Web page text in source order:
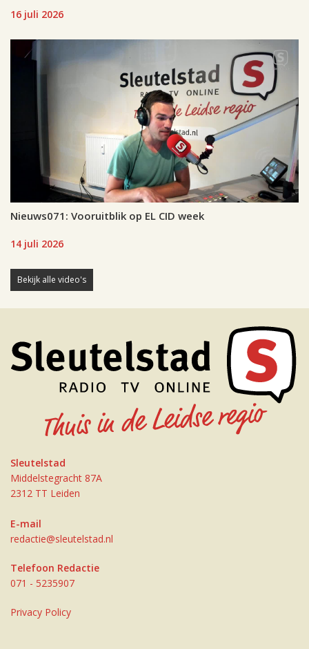
16 juli 2026
Nieuws071: Vooruitblik op EL CID week
14 juli 2026
Bekijk alle video's
Sleutelstad
Middelstegracht 87A
2312 TT Leiden
E-mail
redactie@sleutelstad.nl
Telefoon Redactie
071 - 5235907
Privacy Policy